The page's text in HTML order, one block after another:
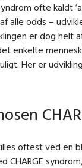
ofte kaldt
alle odds –
er dog helt
enkelte
Her er
oftest ved en
CHARGE